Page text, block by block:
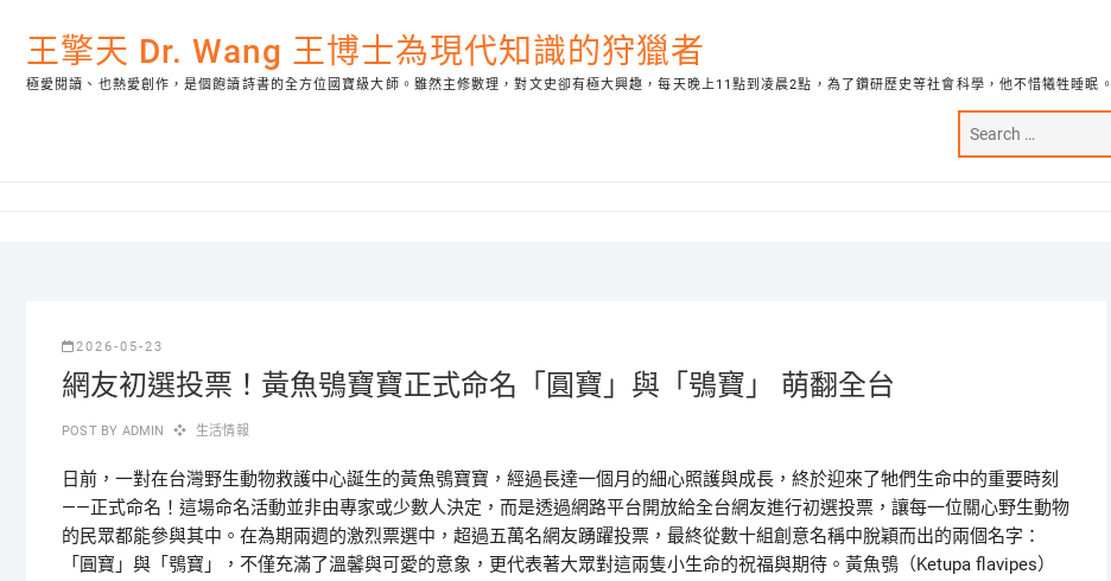
content王擎天 Dr. Wang 王博士為現代知識的狩獵者
極愛閱讀、也熱愛創作，是個飽讀詩書的全方位國寶級大師。雖然主修數理，對文史卻有極大興趣，每天晚上11點到凌晨2點，為了鑽研歷史等社會科學，他不惜犧牲睡眠。
2026-05-23
網友初選投票！黃魚鴞寶寶正式命名「圓寶」與「鴞寶」 萌翻全台
POST BY ADMIN 生活情報
日前，一對在台灣野生動物救護中心誕生的黃魚鴞寶寶，經過長達一個月的細心照護與成長，終於迎來了牠們生命中的重要時刻
——正式命名！這場命名活動並非由專家或少數人決定，而是透過網路平台開放給全台網友進行初選投票，讓每一位關心野生動物
的民眾都能參與其中。在為期兩週的激烈票選中，超過五萬名網友踴躍投票，最終從數十組創意名稱中脫穎而出的兩個名字：
「圓寶」與「鴞寶」，不僅充滿了溫馨與可愛的意象，更代表著大眾對這兩隻小生命的祝福與期待。黃魚鴞（Ketupa flavipes）